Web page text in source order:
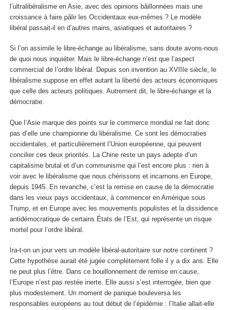
l’ultralibéralisme en Asie, avec des opinions bâillonnées mais une
croissance à faire pâlir les Occidentaux eux-mêmes ? Le modèle
libéral passait-il en d’autres mains, asiatiques et autoritaires ?
Si l’on assimile le libre-échange au libéralisme, sans doute avons-nous
de quoi nous inquiéter. Mais le libre-échange n’est que l’aspect
commercial de l’ordre libéral. Depuis son invention au XVIII e siècle, le
libéralisme suppose en effet autant la liberté des acteurs économiques
que celle des acteurs politiques. Autrement dit, le libre-échange et la
démocratie.
Que l’Asie marque des points sur le commerce mondial ne fait donc
pas d’elle une championne du libéralisme. Ce sont les démocraties
occidentales, et particulièrement l’Union européenne, qui peuvent
concilier ces deux priorités. La Chine reste un pays adepte d’un
capitalisme brutal et d’un communisme qui l’est encore plus : rien à
voir avec le libéralisme que nous chérissons et incarnons en Europe,
depuis 1945. En revanche, c’est la remise en cause de la démocratie
dans les vieux pays occidentaux, à commencer en Amérique sous
Trump, et en Europe avec les mouvements populistes et la dissidence
antidémocratique de certains États de l’Est, qui représente un risque
mortel pour l’ordre libéral.
Ira-t-on un jour vers un modèle libéral-autoritaire sur notre continent ?
Cette hypothèse aurait été jugée complètement folle il y a dix ans. Elle
ne peut plus l’être. Dans ce bouillonnement de remise en cause,
l’Europe n’est pas restée inerte. Elle aussi s’est interrogée, bien que
plus modestement. Un moment de panique bouleversa les
responsables européens au tout début de l’épidémie : l’Italie allait-elle